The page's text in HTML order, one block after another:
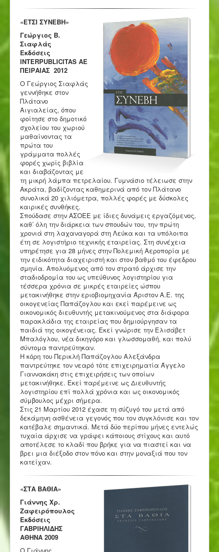
«ΕΤΣΙ ΣΥΝΕΒΗ»
Γεώργιος Β.
Σιαφλάς
Εκδόσεις
INTERPUBLICITAS AE
ΠΕΙΡΑΙΑΣ 2012
Ο Γεώργιος Σιαφλάς
γεννήθηκε στον
Πλάτανο
Αιγιαλείας, όπου
φοίτησε στο δημοτικό
σχολείου του χωριού
μαθαίνοντας τα
πρώτα του
γράμματα πολλές
φορές χωρίς βιβλία
και διαβάζοντας με
τη μικρή λάμπα πετρελαίου. Γυμνάσιο τέλειωσε στην
Ακράτα, βαδίζοντας καθημερινά από τον Πλάτανο
συνολικά 20 χιλιόμετρα, πολλές φορές με δύσκολες
καιρικές συνθήκες.
Σπούδασε στην ΑΣΟΕΕ με ίδιες δυνάμεις εργαζόμενος,
καθ’ όλη την διάρκεια των σπουδών του, την πρώτη
χρονιά στη λαχαναγορά στη Λεύκα και τα υπόλοιπα
έτη σε λογιστήριο τεχνικής εταιρείας. Στη συνέχεια
υπηρέτησε για 28 μήνες στην Πολεμική Αεροπορία με
την ειδικότητα διαχειριστή και στον βαθμό του έφεδρου
σμηνία. Απολυόμενος από τον στρατό άρχισε την
σταδιοδρομία του ως υπεύθυνος λογιστηρίου για
τέσσερα χρόνια σε μικρές εταιρείες ώσπου
μετακινήθηκε στην εριοβιομηχανία Άριστον Α.Ε. της
οικογενείας Παπάζογλου και εκεί παρέμεινε ως
οικονομικός διευθυντής μετακινούμενος στα διάφορα
παρακλάδια της εταιρείας που δημιούργησαν τα
παιδιά της οικογένειας. Εκεί γνώρισε την Ελισάβετ
Μπαλόγλου, νέα δικηγόρο και γλωσσομαθή, και πολύ
σύντομα παντρεύτηκαν.
Η κόρη του Περικλή Παπάζογλου Αλεξάνδρα
παντρεύτηκε τον νεαρό τότε επιχειρηματία Άγγελο
Γιαννακάκη στις επιχειρήσεις των οποίων
μετακινήθηκε. Εκεί παρέμεινε ως Διευθυντής
λογιστηρίου επί πολλά χρόνια και ως οικονομικός
σύμβουλος μέχρι σήμερα.
Στις 21 Μαρτίου 2012 έχασε τη σύζυγό του μετά από
δεκάμηνη ασθένεια γεγονός που τον συγκλόνισε και τον
κατέβαλε σημαντικά. Μετά δύο περίπου μήνες εντελώς
τυχαία άρχισε να γράφει κάποιους στίχους και αυτό
αποτέλεσε το κλαδί που βρήκε για να πιαστεί και να
βρει μια διέξοδο στον πόνο και στην μοναξιά που τον
κατείχαν.
«ΣΤΑ ΒΑΘΙΑ»
Γιάννης Χρ.
Ζαφειρόπουλος
Εκδόσεις
ΓΑΒΡΙΗΛΙΔΗΣ
ΑΘΗΝΑ 2009
Ο Γιάννης